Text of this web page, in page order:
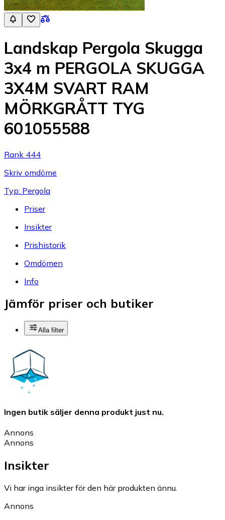
Landskap Pergola Skugga
3x4 m PERGOLA SKUGGA
3X4M SVART RAM
MÖRKGRÅTT TYG
601055588
Rank 444
Skriv omdöme
Typ: Pergola
Priser
Insikter
Prishistorik
Omdömen
Info
Jämför priser och butiker
Alla filter
Ingen butik säljer denna produkt just nu.
Annons
Annons
Insikter
Vi har inga insikter för den här produkten ännu.
Annons